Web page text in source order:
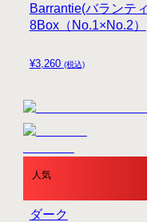
¥3,260 (税込)
Barrantie(バランテ
8Box（No.1×No.2）
人気
ダーク